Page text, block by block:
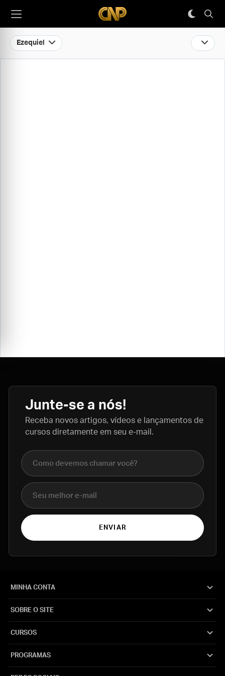
Ezequiel
Junte-se a nós!
Receba novos artigos, vídeos e lançamentos de
cursos diretamente em seu e-mail.
Nome completo
E-mail
ENVIAR
MINHA CONTA
SOBRE O SITE
CURSOS
PROGRAMAS